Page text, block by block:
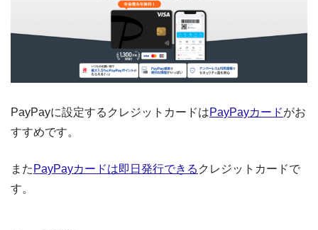
PayPayに設定するクレジットカードはPayPayカードがお
すすめです。
また PayPayカードは即日発行できる クレジットカードで
す。